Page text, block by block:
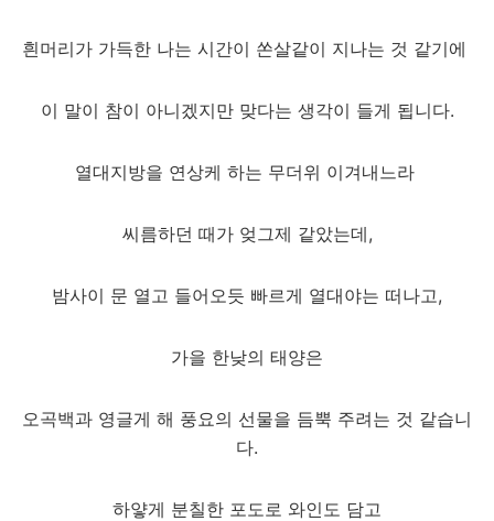
흰머리가 가득한 나는 시간이 쏜살같이 지나는 것 같기에
이 말이 참이 아니겠지만 맞다는 생각이 들게 됩니다.
열대지방을 연상케 하는 무더위 이겨내느라
씨름하던 때가 엊그제 같았는데,
밤사이 문 열고 들어오듯 빠르게 열대야는 떠나고,
가을 한낮의 태양은
오곡백과 영글게 해 풍요의 선물을 듬뿍 주려는 것 같습니
다.
하얗게 분칠한 포도로 와인도 담고